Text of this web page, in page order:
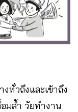
ทั่วถึงและเข้าถึง
มล้ำ วัยทำงาน